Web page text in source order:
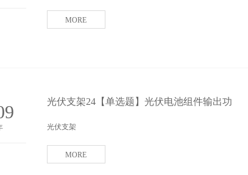
MORE
光伏支架24【单选题】光伏电池组件输出功
光伏支架
MORE